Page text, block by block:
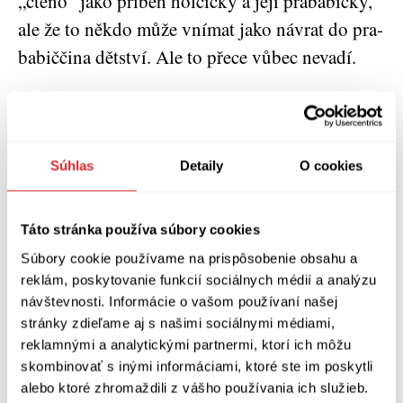
Súhlas Detaily O cookies
Táto stránka používa súbory cookies
Súbory cookie používame na prispôsobenie obsahu a
reklám, poskytovanie funkcií sociálnych médií a analýzu
návštevnosti. Informácie o vašom používaní našej
stránky zdieľame aj s našimi sociálnymi médiami,
reklamnými a analytickými partnermi, ktorí ich môžu
skombinovať s inými informáciami, ktoré ste im poskytli
alebo ktoré zhromaždili z vášho používania ich služieb.
ale že to někdo může vní­mat jako návrat do pra­
ba­bič­či­na dět­ství. Ale to pře­ce vůbec nevadí.
V lockdownech jsme měli všelijaké myšlenky,
včetně těch, že se se svými blízkými třeba už
nesetkáme.
naro­ze­ni­nám. Což se vlast­ně v něja­ké for­mě
poved­lo. Vidě­la, jak kníž­ka vzni­ká, obráz­ky
jsme jí posí­la­ly s Alen­kou dokon­ce jako pohled­
ni­ce. Pak babič­ka zemře­la. A kni­ha vyjde přes­
ně rok po její smr­ti. Mrzí mě, že ji nemů­že držet
v ruce. Ale bylo to všech­no vlast­ně krás­né a sil­